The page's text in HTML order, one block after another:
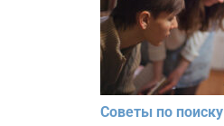
Советы по